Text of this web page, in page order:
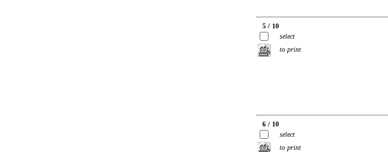
5 / 10
select
to print
6 / 10
select
to print